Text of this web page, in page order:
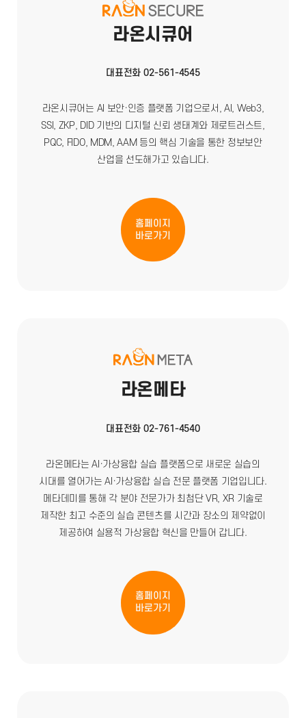
홈페이지
바로가기
라온시큐어
대표전화 02-561-4545
라온시큐어는 AI 보안·인증 플랫폼 기업으로서, AI, Web3,
SSI, ZKP, DID 기반의 디지털 신뢰 생태계와 제로트러스트,
PQC, FIDO, MDM, AAM 등의 핵심 기술을 통한 정보보안
산업을 선도해가고 있습니다.
라온메타
대표전화 02-761-4540
라온메타는 AI·가상융합 실습 플랫폼으로 새로운 실습의
시대를 열어가는 AI·가상융합 실습 전문 플랫폼 기업입니다.
메타데미를 통해 각 분야 전문가가 최첨단 VR, XR 기술로
제작한 최고 수준의 실습 콘텐츠를 시간과 장소의 제약없이
제공하여 실용적 가상융합 혁신을 만들어 갑니다.
홈페이지
바로가기